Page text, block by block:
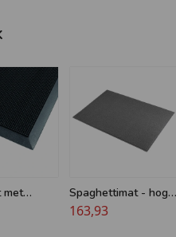
met
Spaghettimat - hoge
kwaliteit - 10 mm -
163,93